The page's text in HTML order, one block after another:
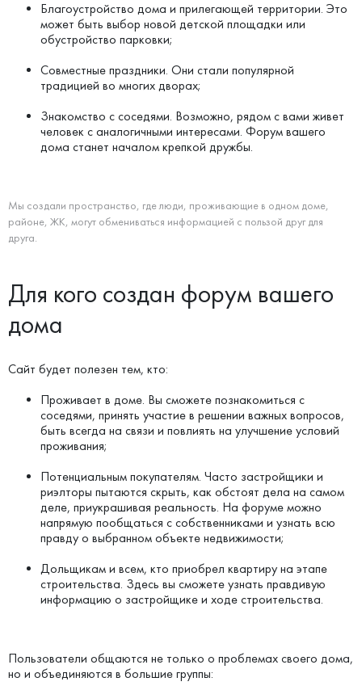
Благоустройство дома и прилегающей территории. Это
может быть выбор новой детской площадки или
обустройство парковки;
Совместные праздники. Они стали популярной
традицией во многих дворах;
Знакомство с соседями. Возможно, рядом с вами живет
человек с аналогичными интересами. Форум вашего
дома станет началом крепкой дружбы.
Мы создали пространство, где люди, проживающие в одном доме,
районе, ЖК, могут обмениваться информацией с пользой друг для
друга.
Для кого создан форум вашего
дома
Сайт будет полезен тем, кто:
Проживает в доме. Вы сможете познакомиться с
соседями, принять участие в решении важных вопросов,
быть всегда на связи и повлиять на улучшение условий
проживания;
Потенциальным покупателям. Часто застройщики и
риэлторы пытаются скрыть, как обстоят дела на самом
деле, приукрашивая реальность. На форуме можно
напрямую пообщаться с собственниками и узнать всю
правду о выбранном объекте недвижимости;
Дольщикам и всем, кто приобрел квартиру на этапе
строительства. Здесь вы сможете узнать правдивую
информацию о застройщике и ходе строительства.
Пользователи общаются не только о проблемах своего дома,
но и объединяются в большие группы: